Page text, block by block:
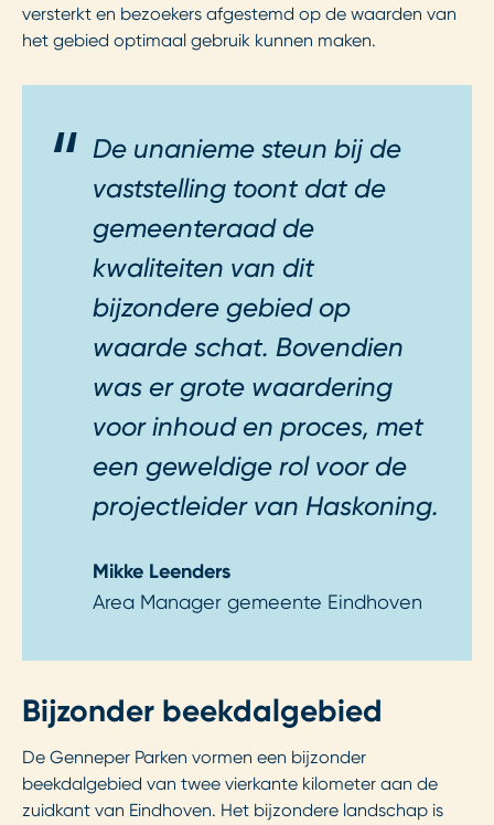
versterkt en bezoekers afgestemd op de waarden van
het gebied optimaal gebruik kunnen maken.
De unanieme steun bij de
vaststelling toont dat de
gemeenteraad de
kwaliteiten van dit
bijzondere gebied op
waarde schat. Bovendien
was er grote waardering
voor inhoud en proces, met
een geweldige rol voor de
projectleider van Haskoning.
Mikke Leenders
Area Manager gemeente Eindhoven
Bijzonder beekdalgebied
De Genneper Parken vormen een bijzonder
beekdalgebied van twee vierkante kilometer aan de
zuidkant van Eindhoven. Het bijzondere landschap is